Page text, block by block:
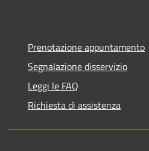
Prenotazione appuntamento
Segnalazione disservizio
Leggi le FAQ
Richiesta di assistenza